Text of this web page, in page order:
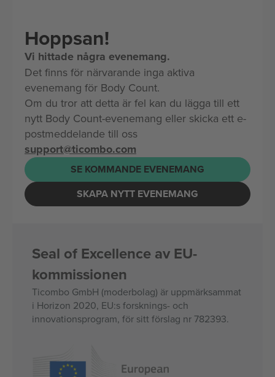
Hoppsan!
Vi hittade några evenemang.
Det finns för närvarande inga aktiva
evenemang för Body Count.
Om du tror att detta är fel kan du lägga till ett
nytt Body Count-evenemang eller skicka ett e-
postmeddelande till oss
support@ticombo.com
SE KOMMANDE EVENEMANG
SKAPA NYTT EVENEMANG
Seal of Excellence av EU-
kommissionen
Ticombo GmbH (moderbolag) är uppmärksammat
i Horizon 2020, EU:s forsknings- och
innovationsprogram, för sitt förslag nr 782393.